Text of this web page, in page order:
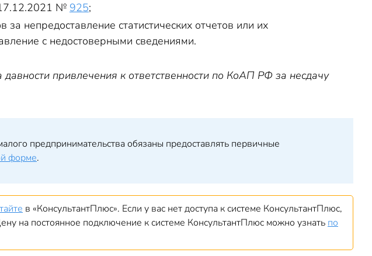
№ 925;
непредоставление статистических отчетов или их
с недостоверными сведениями.
привлечения к ответственности по КоАП РФ за несдачу
предпринимательства обязаны предоставлять первичные
форме.
в «КонсультантПлюс». Если у вас нет доступа к системе КонсультантПлюс,
на постоянное подключение к системе КонсультантПлюс можно узнать по